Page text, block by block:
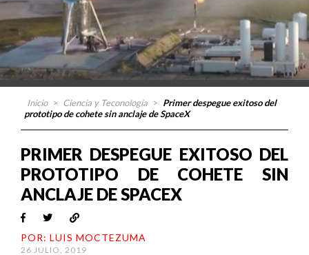
Inicio > Ciencia y Teconología > Primer despegue exitoso del
prototipo de cohete sin anclaje de SpaceX
PRIMER DESPEGUE EXITOSO DEL
PROTOTIPO DE COHETE SIN
ANCLAJE DE SPACEX
POR: LUIS MOCTEZUMA
26 JULIO, 2019